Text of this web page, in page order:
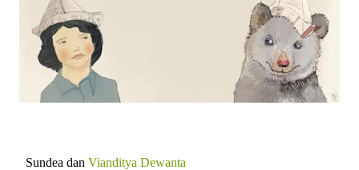
Sundea dan Vianditya Dewanta